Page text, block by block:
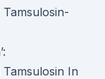
In